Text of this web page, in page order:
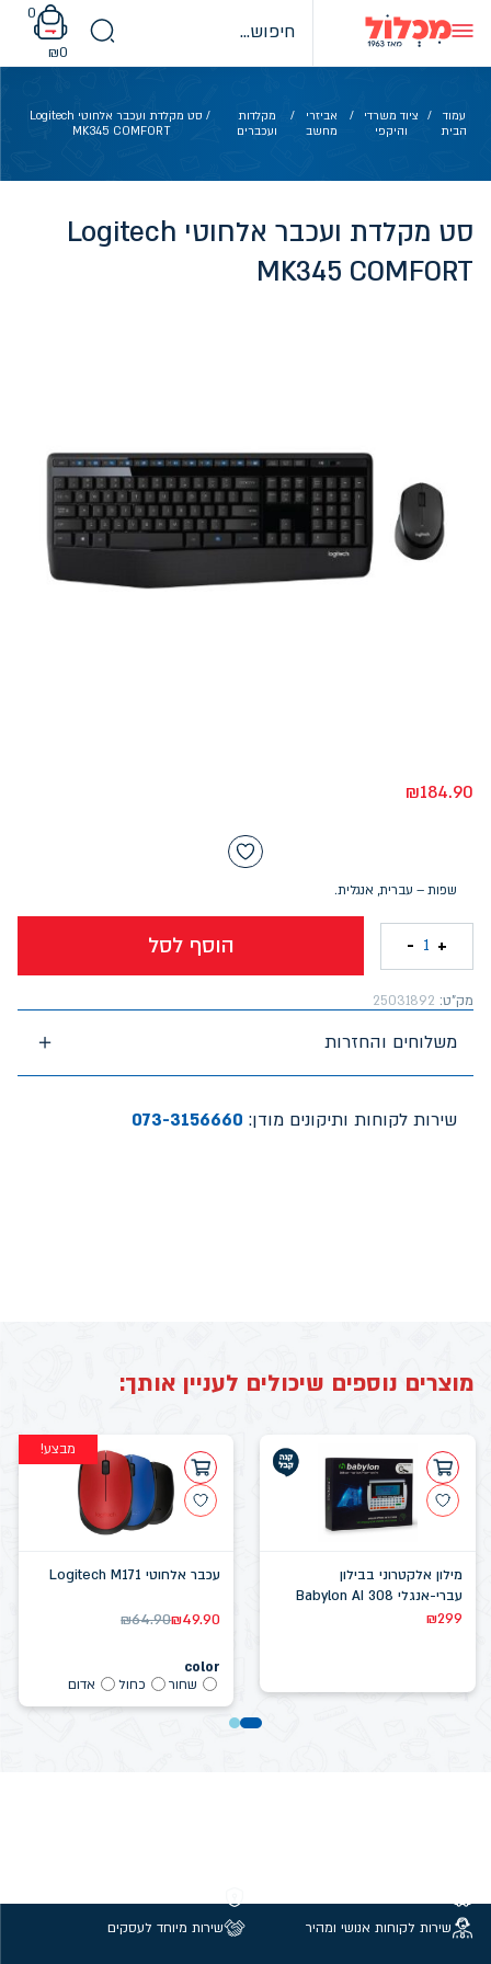
content
0
₪0
עמוד
הבית
/
ציוד משרדי
והיקפי
/
אביזרי
מחשב
/
מקלדות
ועכברים
/ סט מקלדת ועכבר אלחוטי Logitech
MK345 COMFORT
סט מקלדת ועכבר אלחוטי Logitech
MK345 COMFORT
₪184.90
שפות – עברית, אנגלית.
הוסף לסל +
1
-
מק"ט: 25031892
משלוחים והחזרות
שירות לקוחות ותיקונים מודן: 073-3156660
מוצרים נוספים שיכולים לעניין אותך:
מילון אלקטרוני בבילון
עברי-אנגלי Babylon AI 308
₪299
מבצע!
עכבר אלחוטי Logitech M171
₪64.90₪49.90
color
שחור
כחול אדום
שירות לקוחות אנושי ומהיר
שירות מיוחד לעסקים